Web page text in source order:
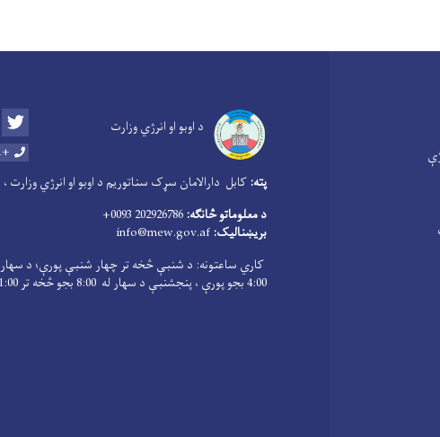
د اوبو او انرژي وزارت Facebook
+93202526001
پته: کابل دارالامان سړک سناتوریم د اوبو او انرژي وزارت ،
د معلوماتو څانګه: 202926786 0093+
بریښنالیک: info@mew.gov.af
4:00 بجو پورې ، پنجشنبې د سهار له 8:00 بجو څخه تر 1:00 بجو پورې